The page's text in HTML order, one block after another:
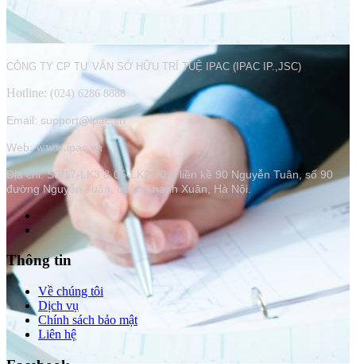
CÔNG TY CP TƯ VẤN SỞ HỮU TRÍ TUỆ IPAC (IPAC IP.,JSC)
Hotline: (024) 6286 8888
Email: support@ipac.vn
Web:www.ipac.vn
Địa chỉ:Số 17-LK3 & 05-LK2, Khu liền kề 90 Nguyễn Tuân, số 90
đường Nguyễn Tuân, quận Thanh Xuân, Hà Nội.
Thông tin
Về chúng tôi
Dịch vụ
Chính sách bảo mật
Liên hệ